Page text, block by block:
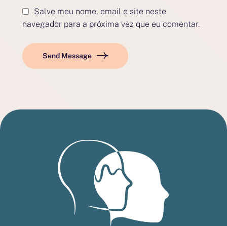
Salve meu nome, email e site neste
navegador para a próxima vez que eu comentar.
Send Message